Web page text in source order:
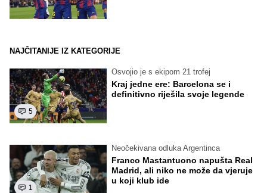
NAJČITANIJE IZ KATEGORIJE
5
Osvojio je s ekipom 21 trofej
Kraj jedne ere: Barcelona se i
definitivno riješila svoje legende
1
Neočekivana odluka Argentinca
Franco Mastantuono napušta Real
Madrid, ali niko ne može da vjeruje
u koji klub ide